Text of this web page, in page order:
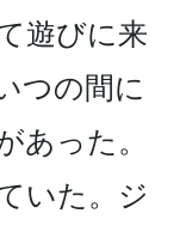
遊びに来
つの間に
あった。
いた。ジ